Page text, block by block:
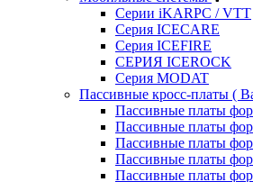
Серии iKARPC / VTT
Серия ICECARE
Серия ICEFIRE
СЕРИЯ ICEROCK
Серия MODAT
Пассивные кросс-платы (
Пассивные платы
Пассивные платы
Пассивные платы
Пассивные платы
Пассивные платы